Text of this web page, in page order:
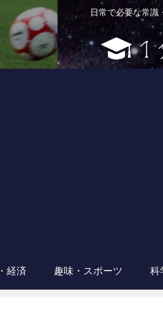
日常で必要な常識
経済 趣味・スポーツ 科